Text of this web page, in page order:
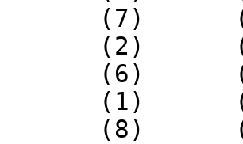
(7)
(2)
(6)
(1)
(8)